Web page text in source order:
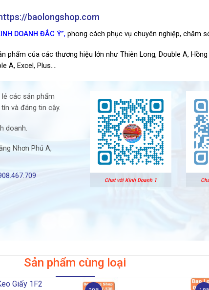
https://baolongshop.com
DOANH ĐẮC Ý”, phong cách phục vụ chuyên nghiệp, chăm
phẩm của các thương hiệu lớn như Thiên Long, Double A,
A, Excel, Plus….
các sản phẩm
và đáng tin cậy.
doanh.
Nhơn Phú A,
Chat với Kinh Doanh 1
Sản phẩm cùng loại